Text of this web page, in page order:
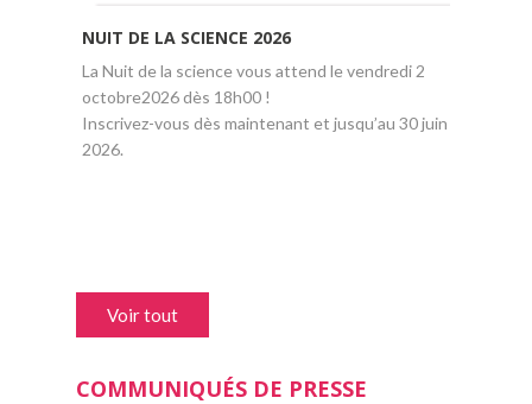
NUIT DE LA SCIENCE 2026
La Nuit de la science vous attend le vendredi 2
octobre2026 dès 18h00 !
Inscrivez-vous dès maintenant et jusqu’au 30 juin
2026.
Voir tout
COMMUNIQUÉS DE PRESSE